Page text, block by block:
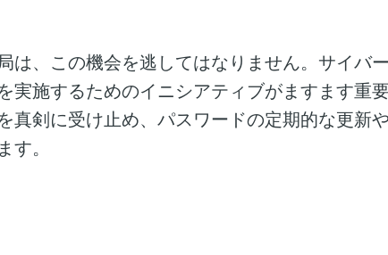
は、この機会を逃してはなりません。サイバ
実施するためのイニシアティブがますます重
真剣に受け止め、パスワードの定期的な更新
す。